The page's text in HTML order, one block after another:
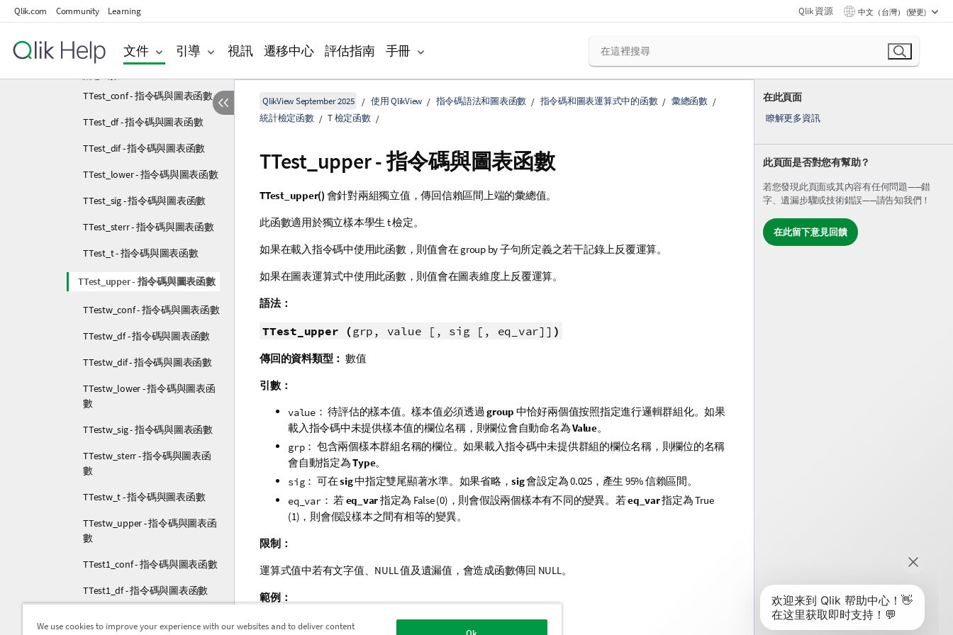
Qlik.com Community Learning Qlik 資源 中文（台灣） (變更)
文件 引導 視訊 遷移中心 評估指南 手冊
卡方檢定函數
TTest_conf - 指令碼與圖表函數
TTest_df - 指令碼與圖表函數
TTest_dif - 指令碼與圖表函數
TTest_lower - 指令碼與圖表函數
TTest_sig - 指令碼與圖表函數
TTest_sterr - 指令碼與圖表函數
TTest_t - 指令碼與圖表函數
TTest_upper - 指令碼與圖表函數
TTestw_conf - 指令碼與圖表函數
TTestw_df - 指令碼與圖表函數
TTestw_dif - 指令碼與圖表函數
TTestw_lower - 指令碼與圖表函
數
TTestw_sig - 指令碼與圖表函數
TTestw_sterr - 指令碼與圖表函
數
TTestw_t - 指令碼與圖表函數
TTestw_upper - 指令碼與圖表函
數
TTest1_conf - 指令碼與圖表函數
TTest1_df - 指令碼與圖表函數
在此頁面
瞭解更多資訊
此頁面是否對您有幫助？
若您發現此頁面或其內容有任何問題——錯
字、遺漏步驟或技術錯誤——請告知我們！
在此留下意見回饋
QlikView September 2025 使用 QlikView 指令碼語法和圖表函數 指令碼和圖表運算式中的函數
彙總函數
統計檢定函數
T 檢定函數
TTest_upper- 指令碼與圖表函數
TTest_upper() 會針對兩組獨立值，傳回信賴區間上端的彙總值。
此函數適用於獨立樣本學生 t 檢定。
如果在載入指令碼中使用此函數，則值會在 group by 子句所定義之若干記錄上反覆運算。
如果在圖表運算式中使用此函數，則值會在圖表維度上反覆運算。
語法：
TTest_upper (grp, value [, sig [, eq_var]] )
傳回的資料類型： 數值
引數：
value： 待評估的樣本值。樣本值必須透過group 中恰好兩個值按照指定進行邏輯群組化。如果
載入指令碼中未提供樣本值的欄位名稱，則欄位會自動命名為Value。
grp： 包含兩個樣本群組名稱的欄位。如果載入指令碼中未提供群組的欄位名稱，則欄位的名稱
會自動指定為Type。
sig： 可在sig中指定雙尾顯著水準。如果省略，sig會設定為 0.025，產生 95% 信賴區間。
eq_var： 若eq_var指定為 False(0)，則會假設兩個樣本有不同的變異。若eq_var指定為True
(1)，則會假設樣本之間有相等的變異。
限制：
運算式值中若有文字值、 NULL 值及遺漏值，會造成函數傳回 NULL 。
範例：
TTest_upper( Group, Value )
We use cookies to improve your experience with our websites and to deliver content